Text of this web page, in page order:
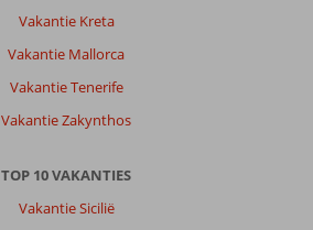
Vakantie Kreta
Vakantie Mallorca
Vakantie Tenerife
Vakantie Zakynthos
TOP 10 VAKANTIES
Vakantie Sicilië